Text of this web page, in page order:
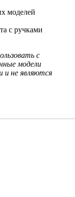
моделей
с ручками
с
модели
и не являются